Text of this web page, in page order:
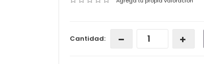
Cantidad: